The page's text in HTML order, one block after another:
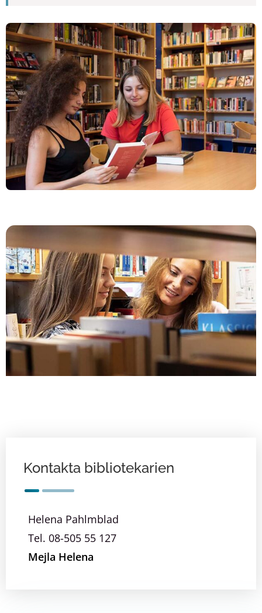
Kontakta bibliotekarien
Helena Pahlmblad
Tel. 08-505 55 127
Mejla Helena